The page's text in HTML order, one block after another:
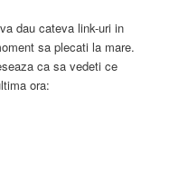
dau cateva link-uri in
sa plecati la mare.
ca sa vedeti ce
ora: